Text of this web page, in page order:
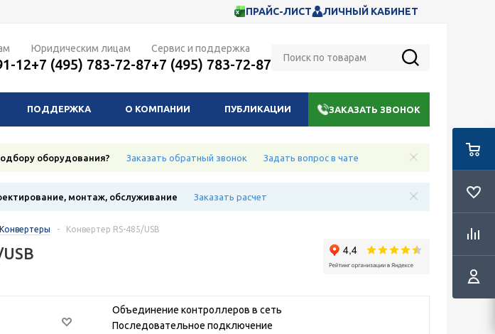
ПРАЙС-ЛИСТ ЛИЧНЫЙ КАБИНЕТ
12
Юридическим лицам
+7 (495) 783-72-87
Сервис и поддержка
+7 (495) 783-72-87
ПОДДЕРЖКА О КОМПАНИИ ПУБЛИКАЦИИ ЗАКАЗАТЬ ЗВОНОК
оборудования? Заказать обратный звонок Задать вопрос в чате
монтаж, обслуживание Заказать расчет
Конвертеры - Конвертер RS-485/USB
Объединение контроллеров в сеть
Последовательное подключение